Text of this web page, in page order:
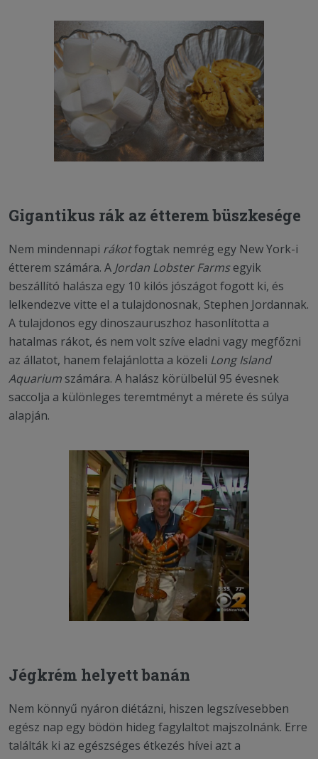
Gigantikus rák az étterem büszkesége
Nem mindennapi rákotfogtak nemrég egy New York-i
étterem számára. A Jordan Lobster Farmsegyik
beszállító halásza egy 10 kilós jószágot fogott ki, és
lelkendezve vitte el a tulajdonosnak, Stephen Jordannak.
A tulajdonos egy dinoszauruszhoz hasonlította a
hatalmas rákot, és nem volt szíve eladni vagy megfőzni
az állatot, hanem felajánlotta a közeli Long Island
Aquarium számára. A halász körülbelül 95 évesnek
saccolja a különleges teremtményt a mérete és súlya
alapján.
Jégkrém helyett banán
Nem könnyű nyáron diétázni, hiszen legszívesebben
egész nap egy bödön hideg fagylaltot majszolnánk. Erre
találták ki az egészséges étkezés hívei azt a